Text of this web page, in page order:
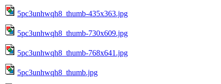
5pc3unhwqh8_thumb-435x363.jpg
5pc3unhwqh8_thumb-730x609.jpg
5pc3unhwqh8_thumb-768x641.jpg
5pc3unhwqh8_thumb.jpg